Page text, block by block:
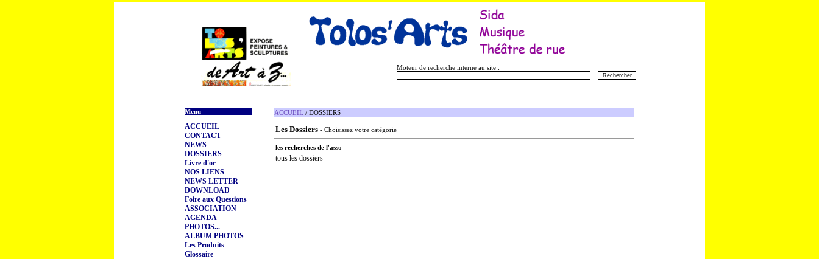
Moteur de recherche interne au site :
Menu
ACCUEIL
CONTACT
NEWS
DOSSIERS
Livre d'or
NOS LIENS
NEWS LETTER
DOWNLOAD
Foire aux Questions
ASSOCIATION
AGENDA
PHOTOS...
ALBUM PHOTOS
Les Produits
Glossaire
ACCUEIL / DOSSIERS
Les Dossiers - Choisissez votre catégorie
les recherches de l'asso
tous les dossiers